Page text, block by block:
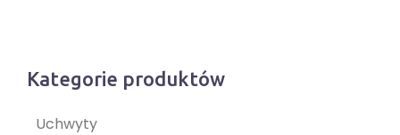
Kategorie produktów
Uchwyty